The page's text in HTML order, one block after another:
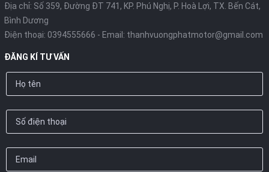
Địa chỉ: Số 359, Đường ĐT 741, KP. Phú Nghị, P. Hoà Lợi, TX. Bến Cát,
Bình Dương
Điện thoại: 0394555666 - Email: thanhvuongphatmotor@gmail.com
ĐĂNG KÍ TƯ VẤN